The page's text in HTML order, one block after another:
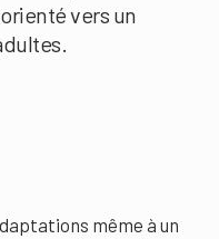
vers un
même à un